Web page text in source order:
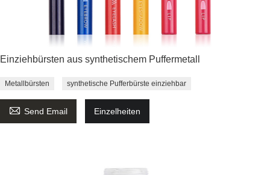
Einziehbürsten aus synthetischem Puffermetall
Metallbürsten synthetische Pufferbürste einziehbar
 Send Email Einzelheiten